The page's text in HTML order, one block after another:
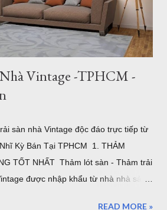
1,800,000đ 1.20x1.80m:
4,500,000đ 2.00x2.80m: 6,700,000đ
Vintage -TPHCM -
sàn nhà Vintage độc đáo trực tiếp từ
Kỳ Bán Tại TPHCM 1. THẢM
TỐT NHẤT Thảm lót sàn - Thảm trải
được nhập khẩu từ nhà nhà sản
READ MORE »